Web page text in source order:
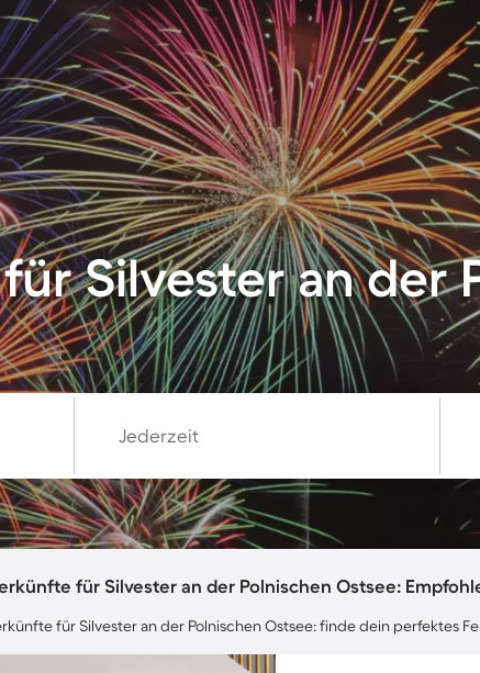
Silvester an der
Jederzeit
für Silvester an der Polnischen Ostsee:
für Silvester an der Polnischen Ostsee: finde dein perfektes